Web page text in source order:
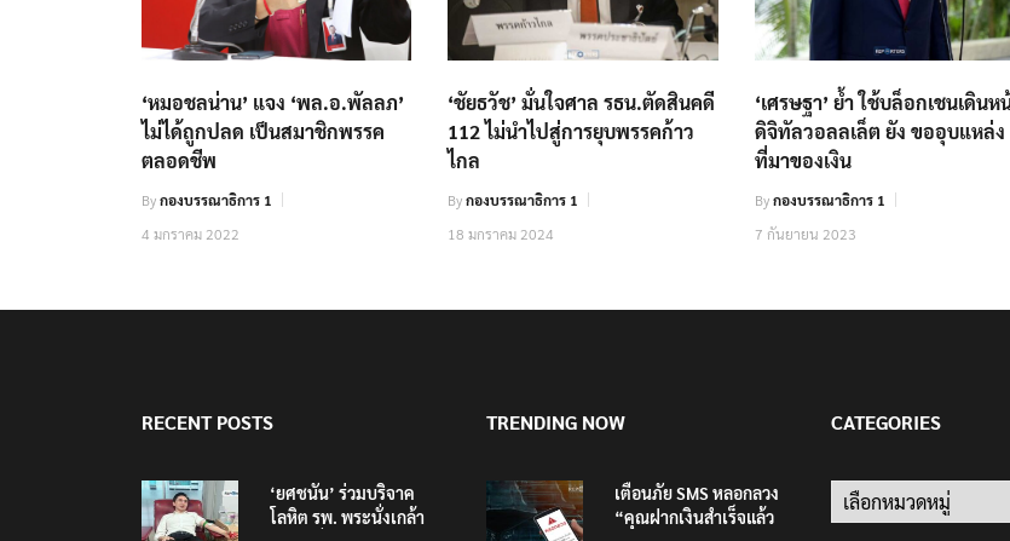
‘หมอชลน่าน’ แจง ‘พล.อ.พัลลภ’
ไม่ได้ถูกปลด เป็นสมาชิกพรรค
ตลอดชีพ
Byกองบรรณาธิการ 1
4 มกราคม 2022
‘ชัยธวัช’ มั่นใจศาล รธน.ตัดสินคดี
112 ไม่นำไปสู่การยุบพรรคก้าว
ไกล
Byกองบรรณาธิการ 1
18 มกราคม 2024
‘เศรษฐา’ ย้ำ​ ใช้บล็อกเชนเดินห
ดิจิทัลวอลลเล็ต​ ยัง​ ขออุบแหล่ง
ที่มาของเงิน
Byกองบรรณาธิการ 1
7 กันยายน 2023
RECENT POSTS
‘ยศชนัน’ ร่วมบริจาค
โลหิต รพ. พระนั่งเกล้า
TRENDING NOW
เตือนภัย SMS หลอกลวง
“คุณฝากเงินสำเร็จแล้ว
CATEGORIES
Categories